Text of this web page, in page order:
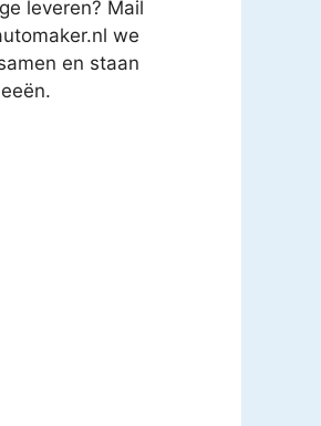
leveren? Mail
we
en staan